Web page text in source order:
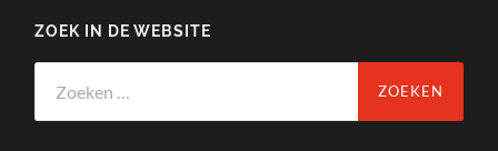
ZOEK IN DE WEBSITE
naar: